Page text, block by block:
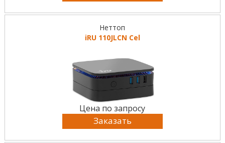
Неттоп
iRU 110JLCN Cel
Цена по запросу
Заказать